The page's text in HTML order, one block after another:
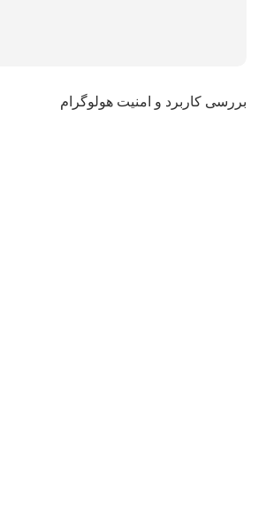
بررسی کاربرد و امنیت هولوگرام